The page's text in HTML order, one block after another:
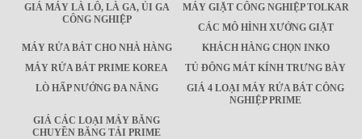
GIÁ MÁY LÀ LÔ, LÀ GA, ỦI GA
CÔNG NGHIỆP
MÁY GIẶT CÔNG NGHIỆP TOLKAR
CÁC MÔ HÌNH XƯỞNG GIẶT
MÁY RỬA BÁT CHO NHÀ HÀNG
KHÁCH HÀNG CHỌN INKO
MÁY RỬA BÁT PRIME KOREA
TỦ ĐÔNG MÁT KÍNH TRƯNG BÀY
LÒ HẤP NƯỚNG ĐA NĂNG
GIÁ 4 LOẠI MÁY RỬA BÁT CÔNG
NGHIỆP PRIME
GIÁ CÁC LOẠI MÁY BĂNG
CHUYỀN BĂNG TẢI PRIME